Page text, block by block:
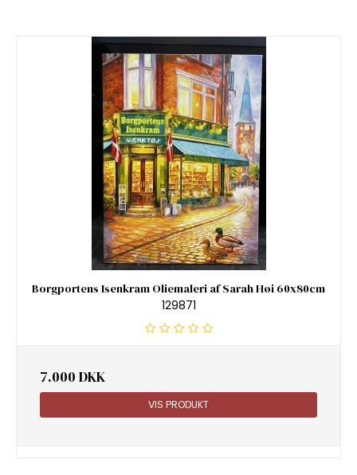
Borgportens Isenkram Oliemaleri af Sarah Høi 60x80cm
129871
7.000 DKK
VIS PRODUKT